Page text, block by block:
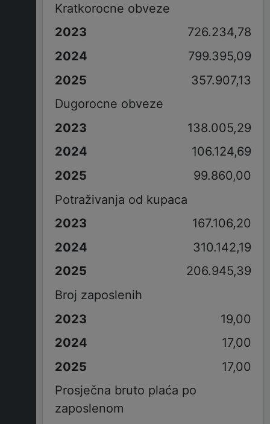
Kratkorocne obveze
726.234,78
799.395,09
357.907,13
Dugorocne obveze
138.005,29
106.124,69
99.860,00
Potraživanja od kupaca
167.106,20
310.142,19
206.945,39
Broj zaposlenih
19,00
17,00
17,00
Prosječna bruto plaća po
zaposlenom